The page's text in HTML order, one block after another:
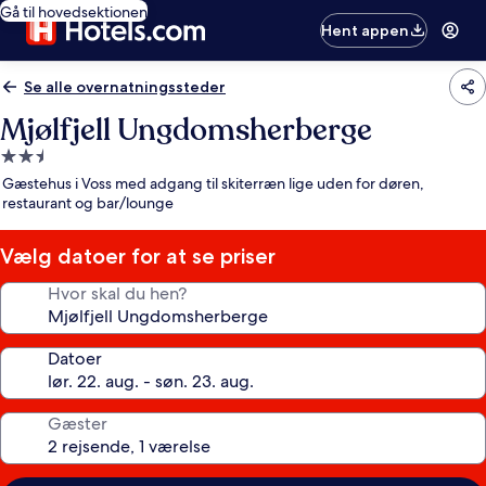
Gå til hovedsektionen
Hent appen
Se alle overnatningssteder
Mjølfjell Ungdomsherberge
2.5-
stjernet
overnatningssted
Gæstehus i Voss med adgang til skiterræn lige uden for døren,
restaurant og bar/lounge
Vælg datoer for at se priser
Hvor skal du hen?
Datoer
Gæster